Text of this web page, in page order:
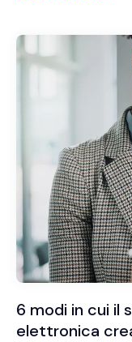
6 modi in cui il
elettronica